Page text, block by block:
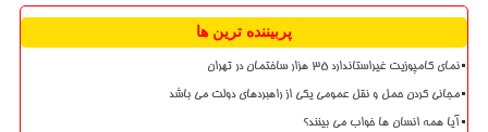
پربیننده ترین ها
نمای کامپوزیت غیراستاندارد ۳۵ هزار ساختمان در تهران
مجانی کردن حمل و نقل عمومی یکی از راهبردهای دولت می باشد
آیا همه انسان ها خواب می بینند؟